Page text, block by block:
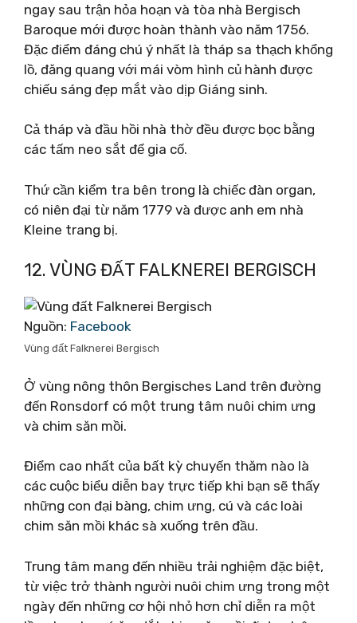
ngay sau trận hỏa hoạn và tòa nhà Bergisch
Baroque mới được hoàn thành vào năm 1756.
Đặc điểm đáng chú ý nhất là tháp sa thạch khổng
lồ, đăng quang với mái vòm hình củ hành được
chiếu sáng đẹp mắt vào dịp Giáng sinh.
Cả tháp và đầu hồi nhà thờ đều được bọc bằng
các tấm neo sắt để gia cố.
Thứ cần kiểm tra bên trong là chiếc đàn organ,
có niên đại từ năm 1779 và được anh em nhà
Kleine trang bị.
12. VÙNG ĐẤT FALKNEREI BERGISCH
Nguồn: Facebook
Vùng đất Falknerei Bergisch
Ở vùng nông thôn Bergisches Land trên đường
đến Ronsdorf có một trung tâm nuôi chim ưng
và chim săn mồi.
Điểm cao nhất của bất kỳ chuyến thăm nào là
các cuộc biểu diễn bay trực tiếp khi bạn sẽ thấy
những con đại bàng, chim ưng, cú và các loài
chim săn mồi khác sà xuống trên đầu.
Trung tâm mang đến nhiều trải nghiệm đặc biệt,
từ việc trở thành người nuôi chim ưng trong một
ngày đến những cơ hội nhỏ hơn chỉ diễn ra một